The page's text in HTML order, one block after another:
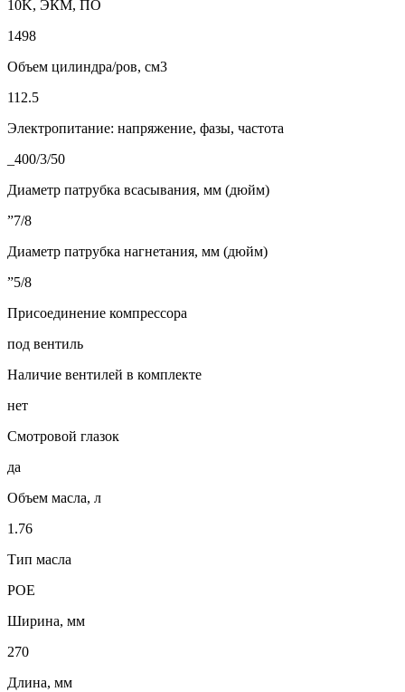
10K, ЭКМ, ПО
1498
Объем цилиндра/ров, см3
112.5
Электропитание: напряжение, фазы, частота
_400/3/50
Диаметр патрубка всасывания, мм (дюйм)
”7/8
Диаметр патрубка нагнетания, мм (дюйм)
”5/8
Присоединение компрессора
под вентиль
Наличие вентилей в комплекте
нет
Смотровой глазок
да
Объем масла, л
1.76
Тип масла
POE
Ширина, мм
270
Длина, мм